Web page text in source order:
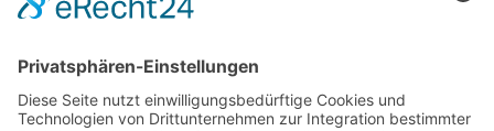
Öffnungszeiten
Versandpartner